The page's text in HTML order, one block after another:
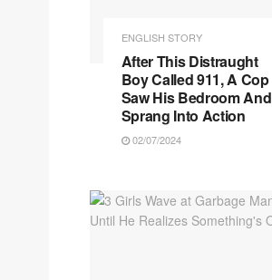
ENGLISH STORY
After This Distraught
Boy Called 911, A Cop
Saw His Bedroom And
Sprang Into Action
02/07/2024